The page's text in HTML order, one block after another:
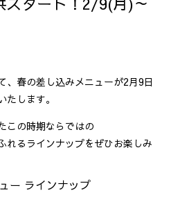
、春の差し込みメニューが2月9日
たします。
この時期ならではの
れるラインナップをぜひお楽しみ
ー ラインナップ